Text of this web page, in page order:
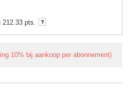
10% bij aankoop per abonnement)
212.33 pts.